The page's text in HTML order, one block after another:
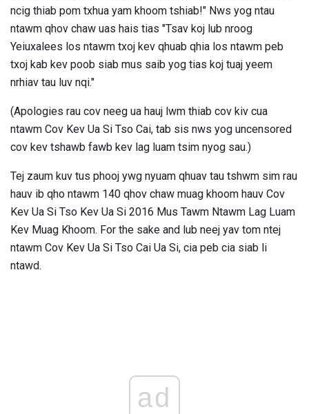
ncig thiab pom txhua yam khoom tshiab!" Nws yog ntau
ntawm qhov chaw uas hais tias "Tsav koj lub nroog
Yeiuxalees los ntawm txoj kev qhuab qhia los ntawm peb
txoj kab kev poob siab mus saib yog tias koj tuaj yeem
nrhiav tau luv nqi."
(Apologies rau cov neeg ua hauj lwm thiab cov kiv cua
ntawm Cov Kev Ua Si Tso Cai, tab sis nws yog uncensored
cov kev tshawb fawb kev lag luam tsim nyog sau.)
Tej zaum kuv tus phooj ywg nyuam qhuav tau tshwm sim rau
hauv ib qho ntawm 140 qhov chaw muag khoom hauv Cov
Kev Ua Si Tso Kev Ua Si 2016 Mus Tawm Ntawm Lag Luam
Kev Muag Khoom. For the sake and lub neej yav tom ntej
ntawm Cov Kev Ua Si Tso Cai Ua Si, cia peb cia siab li
ntawd.
ad